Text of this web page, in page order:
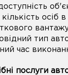
осіб в
тип
час
послуги